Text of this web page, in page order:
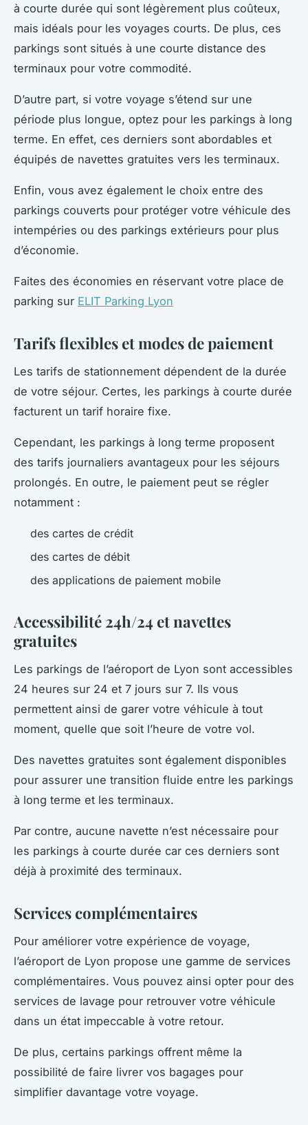
à courte durée qui sont légèrement plus coûteux,
mais idéals pour les voyages courts. De plus, ces
parkings sont situés à une courte distance des
terminaux pour votre commodité.
D’autre part, si votre voyage s’étend sur une
période plus longue, optez pour les parkings à long
terme. En effet, ces derniers sont abordables et
équipés de navettes gratuites vers les terminaux.
Enfin, vous avez également le choix entre des
parkings couverts pour protéger votre véhicule des
intempéries ou des parkings extérieurs pour plus
d’économie.
Faites des économies en réservant votre place de
parking sur ELIT Parking Lyon
Tarifs flexibles et modes de paiement
Les tarifs de stationnement dépendent de la durée
de votre séjour. Certes, les parkings à courte durée
facturent un tarif horaire fixe.
Cependant, les parkings à long terme proposent
des tarifs journaliers avantageux pour les séjours
prolongés. En outre, le paiement peut se régler
notamment :
des cartes de crédit
des cartes de débit
des applications de paiement mobile
Accessibilité 24h/24 et navettes
gratuites
Les parkings de l’aéroport de Lyon sont accessibles
24 heures sur 24 et 7 jours sur 7. Ils vous
permettent ainsi de garer votre véhicule à tout
moment, quelle que soit l’heure de votre vol.
Des navettes gratuites sont également disponibles
pour assurer une transition fluide entre les parkings
à long terme et les terminaux.
Par contre, aucune navette n’est nécessaire pour
les parkings à courte durée car ces derniers sont
déjà à proximité des terminaux.
Services complémentaires
Pour améliorer votre expérience de voyage,
l’aéroport de Lyon propose une gamme de services
complémentaires. Vous pouvez ainsi opter pour des
services de lavage pour retrouver votre véhicule
dans un état impeccable à votre retour.
De plus, certains parkings offrent même la
possibilité de faire livrer vos bagages pour
simplifier davantage votre voyage.